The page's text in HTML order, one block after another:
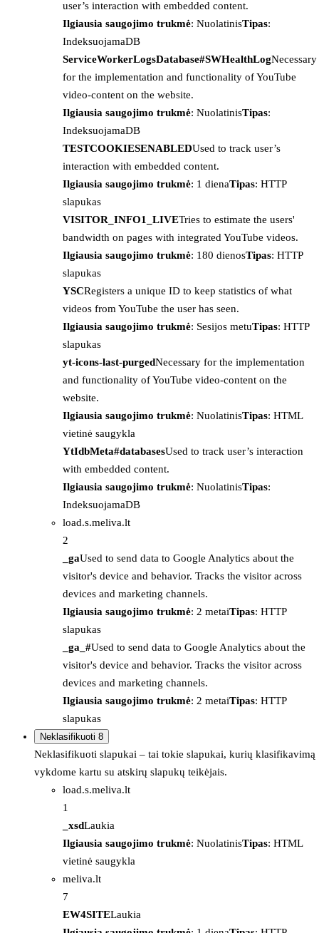
user’s interaction with embedded content.
Ilgiausia saugojimo trukmė: NuolatinisTipas:
IndeksuojamaDB
ServiceWorkerLogsDatabase#SWHealthLogNecessary
for the implementation and functionality of YouTube
video-content on the website.
Ilgiausia saugojimo trukmė: NuolatinisTipas:
IndeksuojamaDB
TESTCOOKIESENABLEDUsed to track user’s
interaction with embedded content.
Ilgiausia saugojimo trukmė: 1 dienaTipas: HTTP
slapukas
VISITOR_INFO1_LIVETries to estimate the users'
bandwidth on pages with integrated YouTube videos.
Ilgiausia saugojimo trukmė: 180 dienosTipas: HTTP
slapukas
YSCRegisters a unique ID to keep statistics of what
videos from YouTube the user has seen.
Ilgiausia saugojimo trukmė: Sesijos metuTipas: HTTP
slapukas
yt-icons-last-purgedNecessary for the implementation
and functionality of YouTube video-content on the
website.
Ilgiausia saugojimo trukmė: NuolatinisTipas: HTML
vietinė saugykla
YtIdbMeta#databasesUsed to track user’s interaction
with embedded content.
Ilgiausia saugojimo trukmė: NuolatinisTipas:
IndeksuojamaDB
load.s.meliva.lt
2
_gaUsed to send data to Google Analytics about the
visitor's device and behavior. Tracks the visitor across
devices and marketing channels.
Ilgiausia saugojimo trukmė: 2 metaiTipas: HTTP
slapukas
_ga_#Used to send data to Google Analytics about the
visitor's device and behavior. Tracks the visitor across
devices and marketing channels.
Ilgiausia saugojimo trukmė: 2 metaiTipas: HTTP
slapukas
Neklasifikuoti 8
Neklasifikuoti slapukai – tai tokie slapukai, kurių klasifikavimą
vykdome kartu su atskirų slapukų teikėjais.
load.s.meliva.lt
1
_xsdLaukia
Ilgiausia saugojimo trukmė: NuolatinisTipas: HTML
vietinė saugykla
meliva.lt
7
EW4SITELaukia